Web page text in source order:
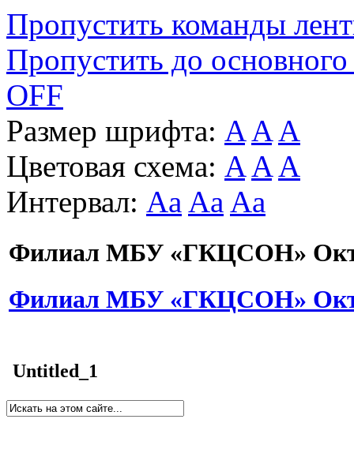
Пропустить команды
Пропустить до основного
OFF
Размер шрифта: A A A
Цветовая схема: A A A
Интервал: Aa Aa Aa
Филиал МБУ «ГКЦСОН»
Филиал МБУ «ГКЦСОН»
Untitled_1